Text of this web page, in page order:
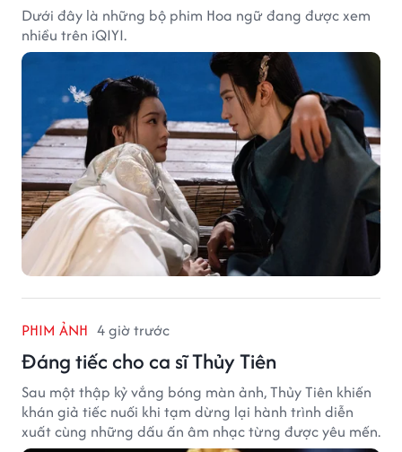
Dưới đây là những bộ phim Hoa ngữ đang được xem
nhiều trên iQIYI.
PHIM ẢNH 4 giờ trước
Đáng tiếc cho ca sĩ Thủy Tiên
Sau một thập kỷ vắng bóng màn ảnh, Thủy Tiên khiến
khán giả tiếc nuối khi tạm dừng lại hành trình diễn
xuất cùng những dấu ấn âm nhạc từng được yêu mến.